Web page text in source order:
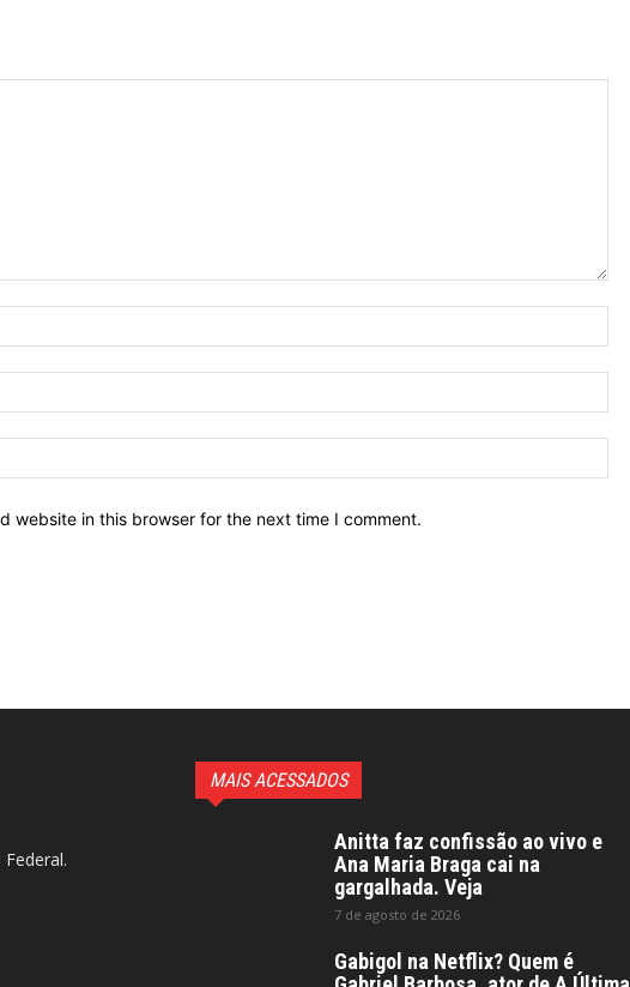
website in this browser for the next time I comment.
MAIS ACESSADOS
Anitta faz confissão ao vivo e
Ana Maria Braga cai na
gargalhada. Veja
7 de agosto de 2026
Gabigol na Netflix? Quem é